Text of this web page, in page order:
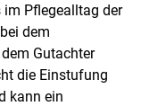
Pflegealltag der
dem
Gutachter
die Einstufung
kann ein